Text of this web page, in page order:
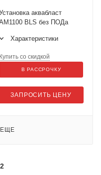
аквабласт
BLS без ПОДа
Характеристики
ЗАПРОСИТЬ ЦЕНУ
Купить со скидкой
В РАССРОЧКУ
ЕЩЕ
2